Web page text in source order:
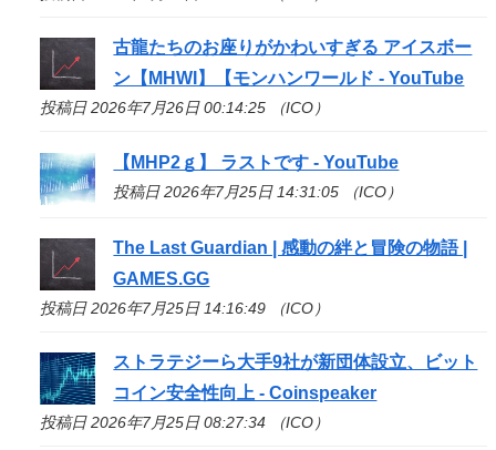
古龍たちのお座りがかわいすぎる アイスボー
ン【MHWI】【モンハンワールド - YouTube
投稿日 2026年7月26日 00:14:25 （ICO）
【MHP2ｇ】 ラストです - YouTube
投稿日 2026年7月25日 14:31:05 （ICO）
The Last Guardian | 感動の絆と冒険の物語 |
GAMES.GG
投稿日 2026年7月25日 14:16:49 （ICO）
ストラテジーら大手9社が新団体設立、ビット
コイン安全性向上 - Coinspeaker
投稿日 2026年7月25日 08:27:34 （ICO）